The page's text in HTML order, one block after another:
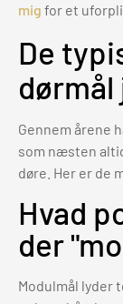
mig for et
De
dørmål
Gennem årene
som næsten
døre. Her er de
Hvad
der
Modulmål lyder